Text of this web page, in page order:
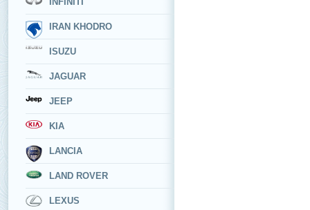
IRAN KHODRO
ISUZU
JAGUAR
JEEP
KIA
LANCIA
LAND ROVER
LEXUS